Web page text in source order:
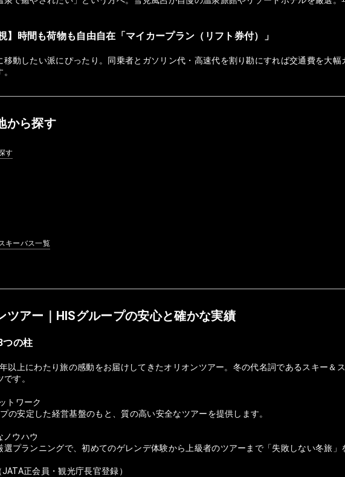
時間も荷物も自由自在「マイカープラン（リフト券付）」
移動したい派にぴったり。同乗者とガソリン代・高速代を割り勘にすれば交通費を大
から探す
す
キーバス一覧
ツアー｜HISグループの安心と確かな実績
つの柱
以上にわたり旅の感動をお届けしてきたオリオンツアー。冬の代名詞であるスキー＆
す。
トワーク
の安定した経営基盤のもと、質の高い安全なツアーを提供します。
ノウハウ
プランニングで、初めてのゲレンデ体験から上級者のツアーまで「失敗しない冬旅」
正会員・観光庁長官登録）